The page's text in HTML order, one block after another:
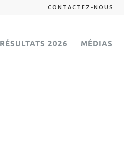
CONTACTEZ-NOUS
RÉSULTATS 2026 MÉDIAS